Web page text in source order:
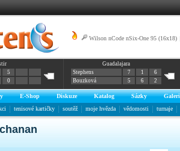
Wilson nCode nSix-One 95 (16x18)
5
0
Guadalajara
Stephens
7 1
6
Bouzková
5 6 2
E-Shop Diskuze Katalog Sázky
tenisové kartičky soutěž moje hvězda vědomosti turnaje